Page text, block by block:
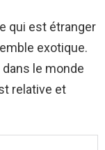
qui est étranger
exotique.
le monde
relative et